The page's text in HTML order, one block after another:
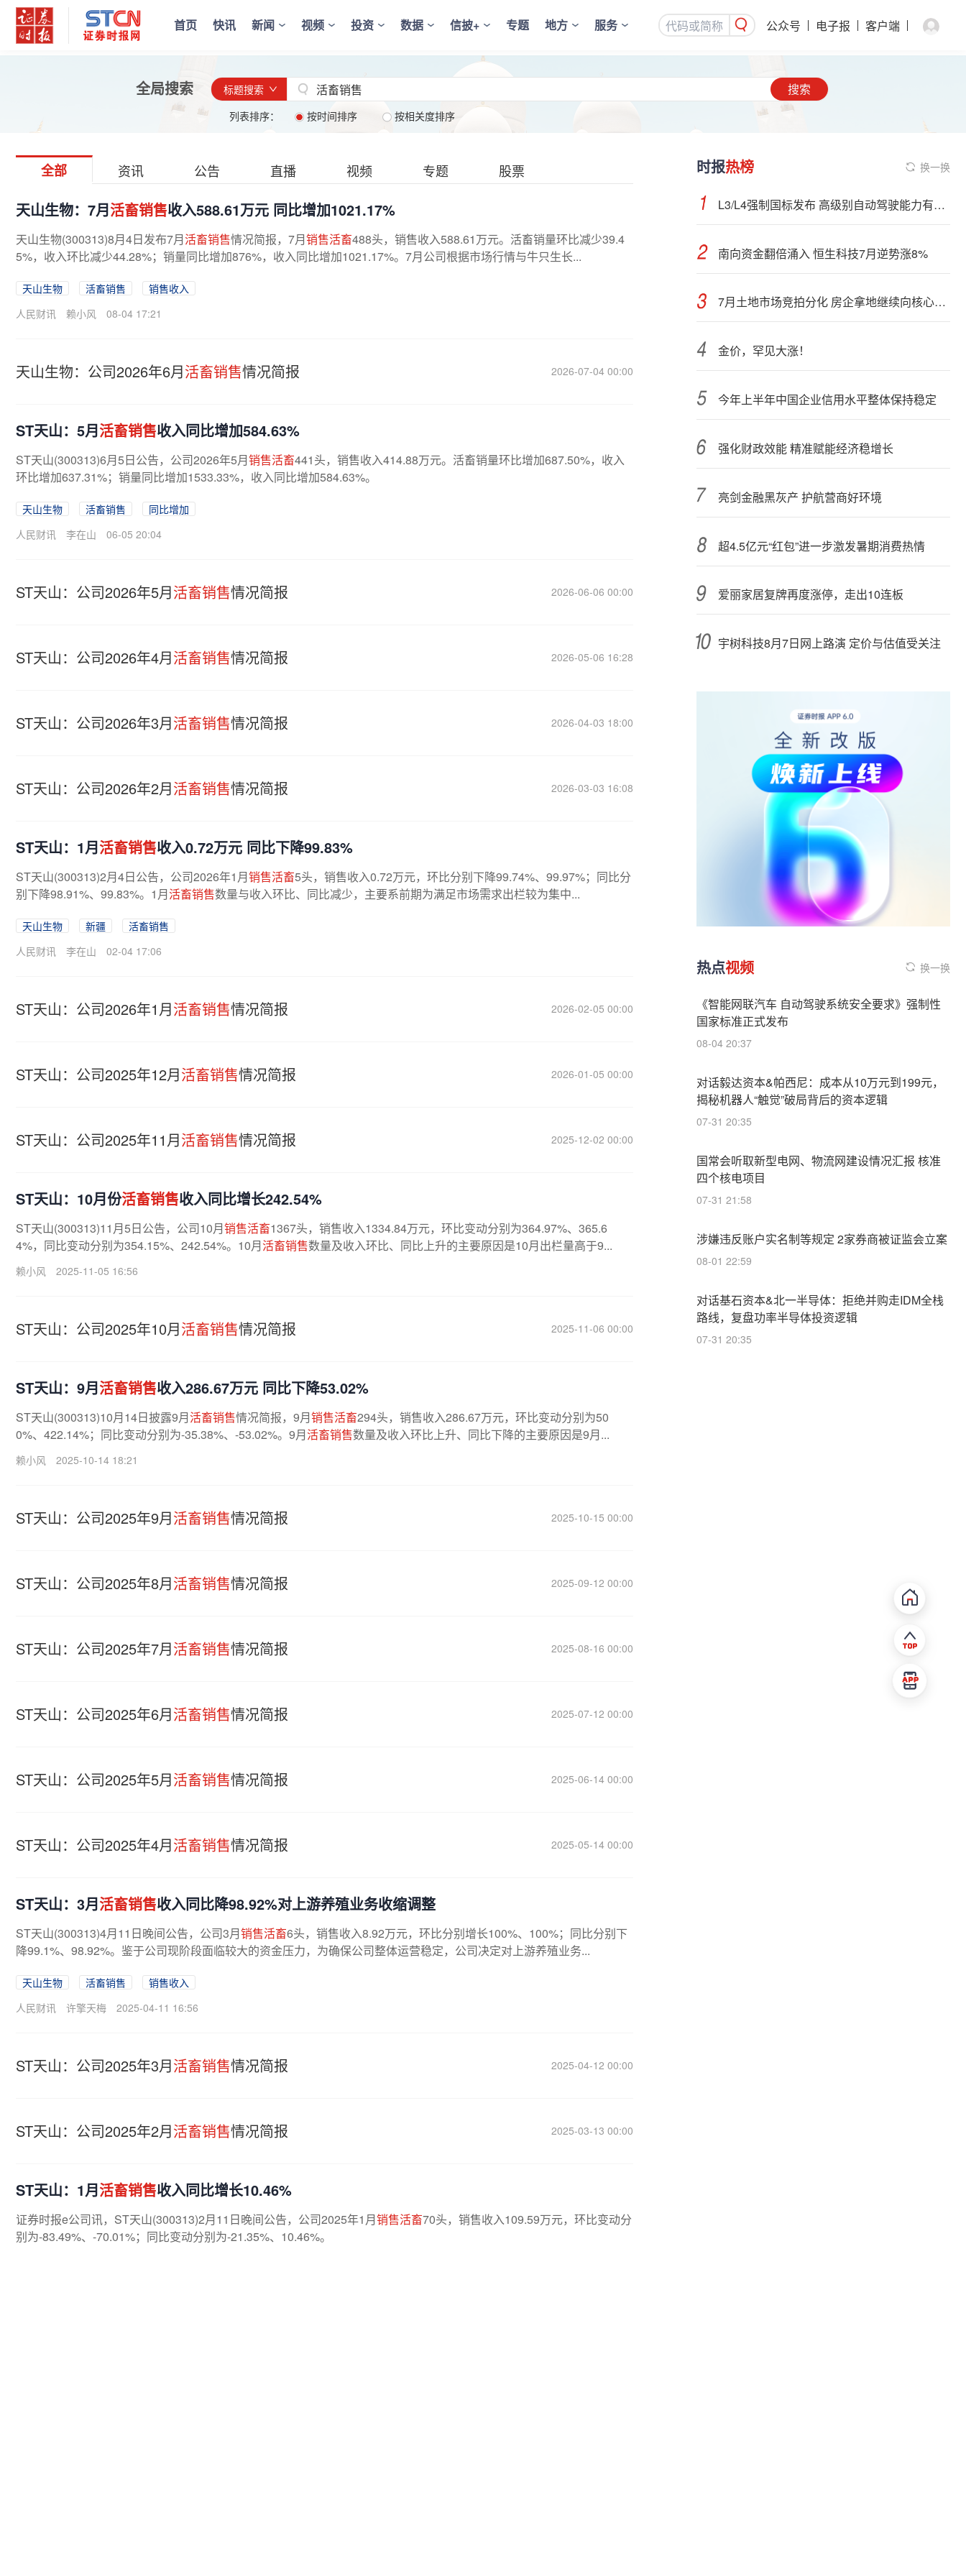
首页 快讯 新闻 视频 投资 数据 信披+ 专题 地方 服务 公众号 电子报 客户端
全局搜索 标题搜索 搜索
列表排序： 按时间排序 按相关度排序
全部 资讯 公告 直播 视频 专题 股票
天山生物：7月活畜销售收入588.61万元 同比增加1021.17%
天山生物(300313)8月4日发布7月活畜销售情况简报，7月销售活畜488头，销售收入588.61万元。活畜销量环比减少39.4
5%，收入环比减少44.28%；销量同比增加876%，收入同比增加1021.17%。7月公司根据市场行情与牛只生长...
天山生物 活畜销售
销售收入
人民财讯
赖小风 08-04 17:21
天山生物：公司2026年6月活畜销售情况简报 2026-07-04 00:00
ST天山：5月活畜销售收入同比增加584.63%
ST天山(300313)6月5日公告，公司2026年5月销售活畜441头，销售收入414.88万元。活畜销量环比增加687.50%，收入
环比增加637.31%；销量同比增加1533.33%，收入同比增加584.63%。
天山生物 活畜销售
同比增加
人民财讯
李在山 06-05 20:04
ST天山：公司2026年5月活畜销售情况简报 2026-06-06 00:00
ST天山：公司2026年4月活畜销售情况简报 2026-05-06 16:28
ST天山：公司2026年3月活畜销售情况简报 2026-04-03 18:00
ST天山：公司2026年2月活畜销售情况简报 2026-03-03 16:08
ST天山：1月活畜销售收入0.72万元 同比下降99.83%
ST天山(300313)2月4日公告，公司2026年1月销售活畜5头，销售收入0.72万元，环比分别下降99.74%、99.97%；同比分
别下降98.91%、99.83%。1月活畜销售数量与收入环比、同比减少，主要系前期为满足市场需求出栏较为集中...
天山生物 新疆
活畜销售
人民财讯
李在山 02-04 17:06
ST天山：公司2026年1月活畜销售情况简报 2026-02-05 00:00
ST天山：公司2025年12月活畜销售情况简报 2026-01-05 00:00
ST天山：公司2025年11月活畜销售情况简报 2025-12-02 00:00
ST天山：10月份活畜销售收入同比增长242.54%
ST天山(300313)11月5日公告，公司10月销售活畜1367头，销售收入1334.84万元，环比变动分别为364.97%、365.6
4%，同比变动分别为354.15%、242.54%。10月活畜销售数量及收入环比、同比上升的主要原因是10月出栏量高于9...
赖小风 2025-11-05 16:56
ST天山：公司2025年10月活畜销售情况简报 2025-11-06 00:00
ST天山：9月活畜销售收入286.67万元 同比下降53.02%
ST天山(300313)10月14日披露9月活畜销售情况简报，9月销售活畜294头，销售收入286.67万元，环比变动分别为50
0%、422.14%；同比变动分别为-35.38%、-53.02%。9月活畜销售数量及收入环比上升、同比下降的主要原因是9月...
赖小风 2025-10-14 18:21
ST天山：公司2025年9月活畜销售情况简报 2025-10-15 00:00
ST天山：公司2025年8月活畜销售情况简报 2025-09-12 00:00
ST天山：公司2025年7月活畜销售情况简报 2025-08-16 00:00
ST天山：公司2025年6月活畜销售情况简报 2025-07-12 00:00
ST天山：公司2025年5月活畜销售情况简报 2025-06-14 00:00
ST天山：公司2025年4月活畜销售情况简报 2025-05-14 00:00
ST天山：3月活畜销售收入同比降98.92%对上游养殖业务收缩调整
ST天山(300313)4月11日晚间公告，公司3月销售活畜6头，销售收入8.92万元，环比分别增长100%、100%；同比分别下
降99.1%、98.92%。鉴于公司现阶段面临较大的资金压力，为确保公司整体运营稳定，公司决定对上游养殖业务...
天山生物 活畜销售
销售收入
人民财讯
许擎天梅 2025-04-11 16:56
ST天山：公司2025年3月活畜销售情况简报 2025-04-12 00:00
ST天山：公司2025年2月活畜销售情况简报 2025-03-13 00:00
ST天山：1月活畜销售收入同比增长10.46%
证券时报e公司讯，ST天山(300313)2月11日晚间公告，公司2025年1月销售活畜70头，销售收入109.59万元，环比变动分
别为-83.49%、-70.01%；同比变动分别为-21.35%、10.46%。
时报热榜 换一换
L3/L4强制国标发布 高级别自动驾驶能力有望看齐“老司机”
南向资金翻倍涌入 恒生科技7月逆势涨8%
7月土地市场竞拍分化 房企拿地继续向核心城市聚集
金价，罕见大涨！
今年上半年中国企业信用水平整体保持稳定
强化财政效能 精准赋能经济稳增长
亮剑金融黑灰产 护航营商好环境
超4.5亿元“红包”进一步激发暑期消费热情
爱丽家居复牌再度涨停，走出10连板
宇树科技8月7日网上路演 定价与估值受关注
热点视频 换一换
《智能网联汽车 自动驾驶系统安全要求》强制性
国家标准正式发布
08-04 20:37
对话毅达资本&帕西尼：成本从10万元到199元，
揭秘机器人“触觉”破局背后的资本逻辑
07-31 20:35
国常会听取新型电网、物流网建设情况汇报 核准
四个核电项目
07-31 21:58
涉嫌违反账户实名制等规定 2家券商被证监会立案
08-01 22:59
对话基石资本&北一半导体：拒绝并购走IDM全栈
路线，复盘功率半导体投资逻辑
07-31 20:35